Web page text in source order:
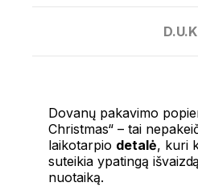
D.U.K
Dovanų pakavimo
Christmas“ – tai
laikotarpio detalė, kuri
suteikia ypatingą
nuotaiką.